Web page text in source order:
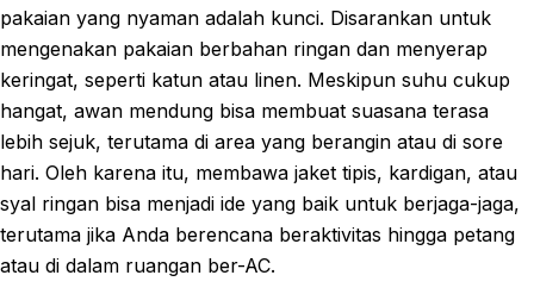
pakaian yang nyaman adalah kunci. Disarankan untuk
mengenakan pakaian berbahan ringan dan menyerap
keringat, seperti katun atau linen. Meskipun suhu cukup
hangat, awan mendung bisa membuat suasana terasa
lebih sejuk, terutama di area yang berangin atau di sore
hari. Oleh karena itu, membawa jaket tipis, kardigan, atau
syal ringan bisa menjadi ide yang baik untuk berjaga-jaga,
terutama jika Anda berencana beraktivitas hingga petang
atau di dalam ruangan ber-AC.